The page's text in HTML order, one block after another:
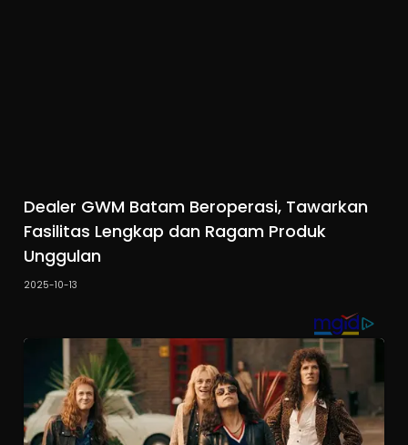
Dealer GWM Batam Beroperasi, Tawarkan
Fasilitas Lengkap dan Ragam Produk
Unggulan
2025-10-13